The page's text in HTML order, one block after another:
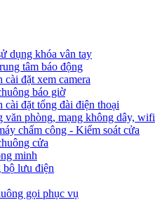
dụng khóa vân tay
tâm báo động
đặt xem camera
báo giờ
đặt tổng đài điện thoại
văn phòng, mạng không dây, wifi
chấm công - Kiểm soát cửa
cửa
minh
bộ lưu điện
gọi phục vụ